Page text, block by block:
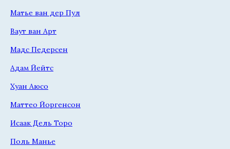
Матье ван дер Пул
Ваут ван Арт
Мадс Педерсен
Адам Йейтс
Хуан Аюсо
Маттео Йоргенсон
Исаак Дель Торо
Поль Манье